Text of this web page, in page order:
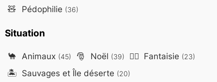
🧸 Pédophilie (36)
Situation
🐪 Animaux (45) 🎅 Noël (39) 🧙‍♂️ Fantaisie (23)
🏝️ Sauvages et Île déserte (20)